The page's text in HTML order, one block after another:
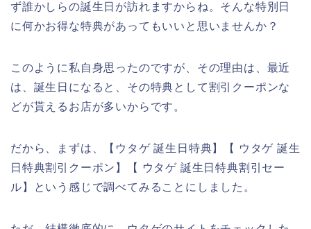
ず誰かしらの誕生日が訪れますからね。そんな特別日
に何かお得な特典があってもいいと思いませんか？
このように私自身思ったのですが、その理由は、最近
は、誕生日になると、その特典として割引クーポンな
どが貰えるお店が多いからです。
だから、まずは、【ウタゲ 誕生日特典】【 ウタゲ 誕生
日特典割引クーポン】【 ウタゲ 誕生日特典割引セー
ル】という感じで調べてみることにしました。